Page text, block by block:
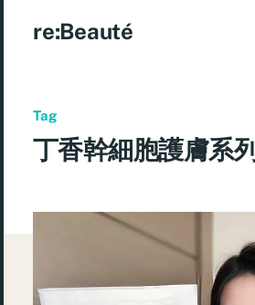
re:Beauté
Tag
丁香幹細胞護膚系列